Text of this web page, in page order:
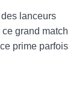
lanceurs
grand match
prime parfois